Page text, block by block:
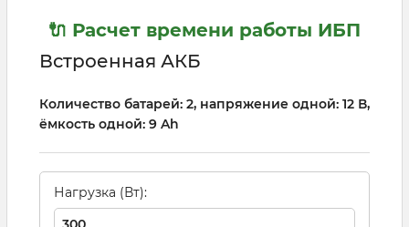
🔌 Расчет времени работы ИБП
Встроенная АКБ
Количество батарей: 2, напряжение одной: 12 В,
ёмкость одной: 9 Ah
Нагрузка (Вт):